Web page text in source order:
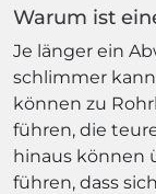
Warum ist
Je länger ein
schlimmer
können zu
führen, die
hinaus können
führen, dass